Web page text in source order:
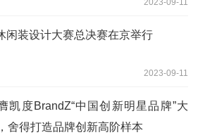
闲装设计大赛总决赛在京举行
2023-09-11
凯度BrandZ“中国创新明星品牌”大
舍得打造品牌创新高阶样本